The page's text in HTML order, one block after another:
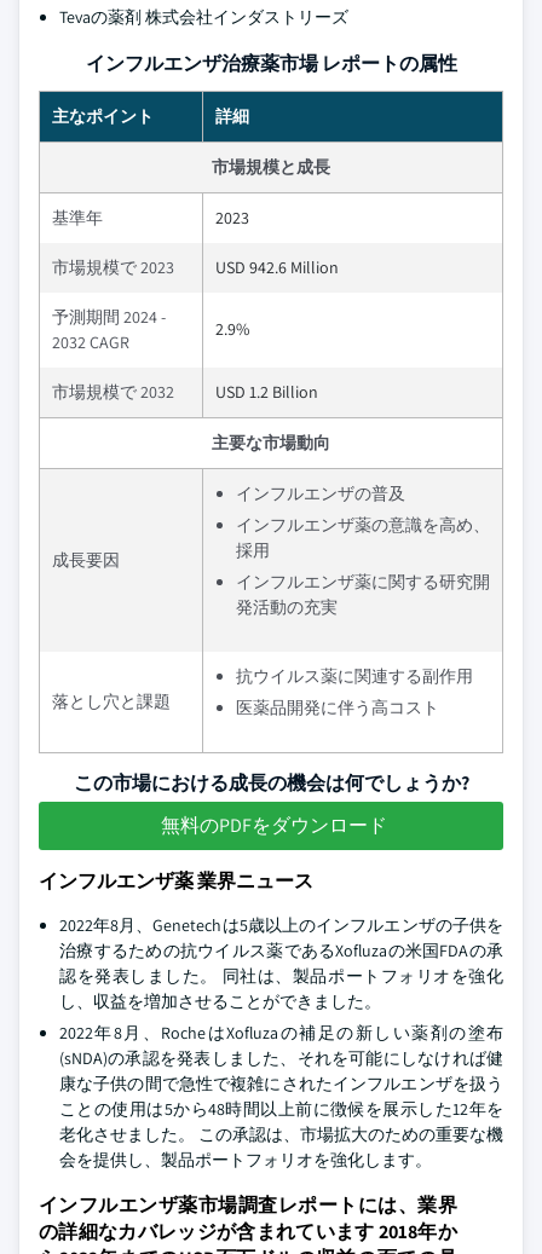
Tevaの薬剤 株式会社インダストリーズ
インフルエンザ治療薬市場 レポートの属性
主なポイント 詳細
市場規模と成長
基準年 2023
市場規模で 2023 USD 942.6 Million
予測期間 2024 -
2032 CAGR
2.9%
市場規模で 2032 USD 1.2 Billion
主要な市場動向
成長要因
インフルエンザの普及
インフルエンザ薬の意識を高め、
採用
インフルエンザ薬に関する研究開
発活動の充実
落とし穴と課題
抗ウイルス薬に関連する副作用
医薬品開発に伴う高コスト
この市場における成長の機会は何でしょうか?
無料のPDFをダウンロード
インフルエンザ薬 業界ニュース
2022年8月、Genetechは5歳以上のインフルエンザの子供を
治療するための抗ウイルス薬であるXofluzaの米国FDAの承
認を発表しました。 同社は、製品ポートフォリオを強化
し、収益を増加させることができました。
2022年8月、RocheはXofluzaの補足の新しい薬剤の塗布
(sNDA)の承認を発表しました、それを可能にしなければ健
康な子供の間で急性で複雑にされたインフルエンザを扱う
ことの使用は5から48時間以上前に徴候を展示した12年を
老化させました。 この承認は、市場拡大のための重要な機
会を提供し、製品ポートフォリオを強化します。
インフルエンザ薬市場調査レポートには、業界
の詳細なカバレッジが含まれています 2018年か